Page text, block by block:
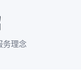
务理念